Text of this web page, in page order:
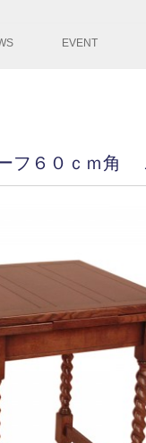
EVENT
フ６０ｃｍ角